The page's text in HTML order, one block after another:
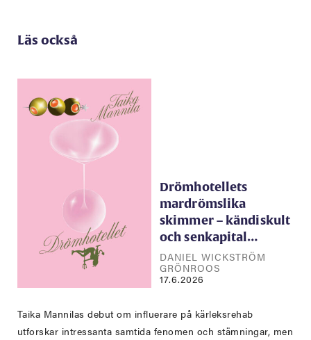
Läs också
Drömhotellets
mardrömslika
skimmer – kändiskult
och senkapital…
DANIEL WICKSTRÖM
GRÖNROOS
17.6.2026
Taika Mannilas debut om influerare på kärleksrehab
utforskar intressanta samtida fenomen och stämningar, men